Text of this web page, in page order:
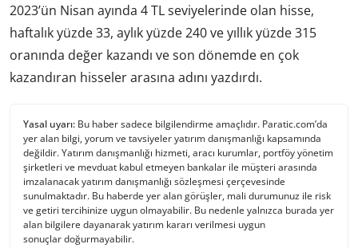
2023’ün Nisan ayında 4 TL seviyelerinde olan hisse,
haftalık yüzde 33, aylık yüzde 240 ve yıllık yüzde 315
oranında değer kazandı ve son dönemde en çok
kazandıran hisseler arasına adını yazdırdı.
Yasal uyarı: Bu haber sadece bilgilendirme amaçlıdır. Paratic.com’da
yer alan bilgi, yorum ve tavsiyeler yatırım danışmanlığı kapsamında
değildir. Yatırım danışmanlığı hizmeti, aracı kurumlar, portföy yönetim
şirketleri ve mevduat kabul etmeyen bankalar ile müşteri arasında
imzalanacak yatırım danışmanlığı sözleşmesi çerçevesinde
sunulmaktadır. Bu haberde yer alan görüşler, mali durumunuz ile risk
ve getiri tercihinize uygun olmayabilir. Bu nedenle yalnızca burada yer
alan bilgilere dayanarak yatırım kararı verilmesi uygun
sonuçlar doğurmayabilir.